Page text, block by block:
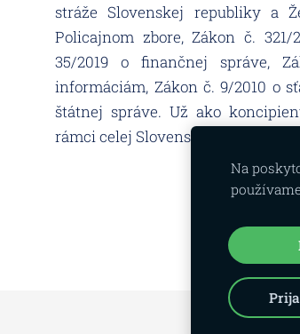
stráže Slovenskej republiky a
Policajnom zbore, Zákon č. 321/
35/2019 o finančnej správe,
informáciám, Zákon č. 9/2010 o
štátnej správe.Už ako
rámci celej Slovenskej republiky.
Na